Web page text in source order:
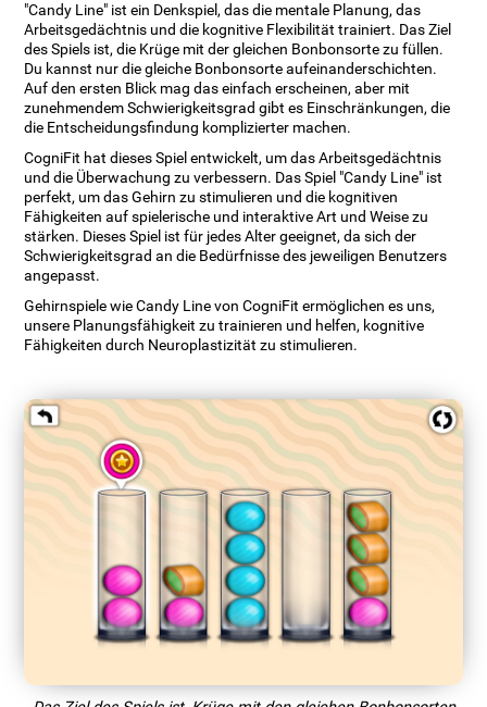
"Candy Line" ist ein Denkspiel, das die mentale Planung, das
Arbeitsgedächtnis und die kognitive Flexibilität trainiert. Das Ziel
des Spiels ist, die Krüge mit der gleichen Bonbonsorte zu füllen.
Du kannst nur die gleiche Bonbonsorte aufeinanderschichten.
Auf den ersten Blick mag das einfach erscheinen, aber mit
zunehmendem Schwierigkeitsgrad gibt es Einschränkungen, die
die Entscheidungsfindung komplizierter machen.
CogniFit hat dieses Spiel entwickelt, um das Arbeitsgedächtnis
und die Überwachung zu verbessern. Das Spiel "Candy Line" ist
perfekt, um das Gehirn zu stimulieren und die kognitiven
Fähigkeiten auf spielerische und interaktive Art und Weise zu
stärken. Dieses Spiel ist für jedes Alter geeignet, da sich der
Schwierigkeitsgrad an die Bedürfnisse des jeweiligen Benutzers
angepasst.
Gehirnspiele wie Candy Line von CogniFit ermöglichen es uns,
unsere Planungsfähigkeit zu trainieren und helfen, kognitive
Fähigkeiten durch Neuroplastizität zu stimulieren.